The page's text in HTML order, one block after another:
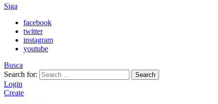
Siga
facebook
twitter
instagram
youtube
Busca
Search for:
Search
Login
Create